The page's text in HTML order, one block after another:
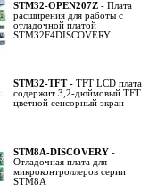
STM32-OPEN207Z - Плата
расширения для работы с
отладочной платой
STM32F4DISCOVERY
STM32-TFT - TFT LCD плата
содержит 3,2-дюймовый TFT
цветной сенсорный экран
STM8A-DISCOVERY -
Отладочная плата для
микроконтроллеров серии
STM8A